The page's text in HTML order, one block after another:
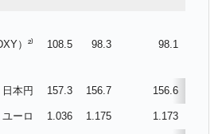
けが鉄鋼輸出を異常増加させる ⇒ 中
）²⁾ 108.5 98.3 98.1
日本円 157.3 156.7 156.6
ユーロ 1.036 1.175 1.173